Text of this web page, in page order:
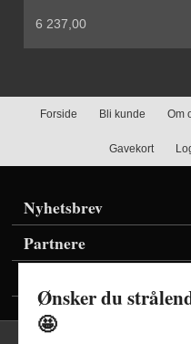
6 237,00
Forside Bli kunde Om
Gavekort
Nyhetsbrev
Partnere
Ønsker du
🤩